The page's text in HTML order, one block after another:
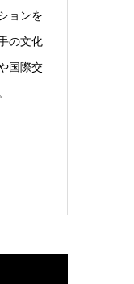
ョンを
の文化
国際交